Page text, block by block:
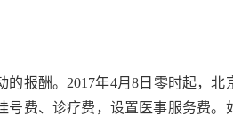
报酬。2017年4月8日零时起，北
号费、诊疗费，设置医事服务费。